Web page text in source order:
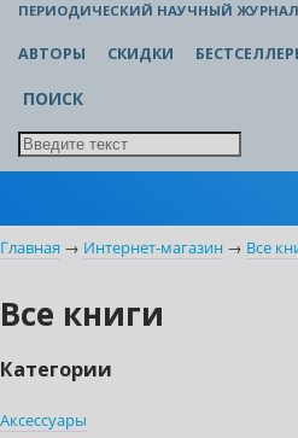
ПЕРИОДИЧЕСКИЙ НАУЧНЫЙ ЖУРНАЛ
АВТОРЫ СКИДКИ
ПОИСК
Главная → Интернет-магазин → Все
Все книги
Категории
Аксессуары